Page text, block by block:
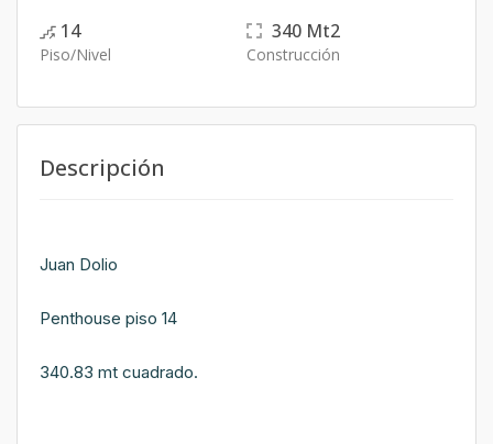
14
Piso/Nivel
340 Mt2
Construcción
Descripción
Juan Dolio
Penthouse piso 14
340.83 mt cuadrado.